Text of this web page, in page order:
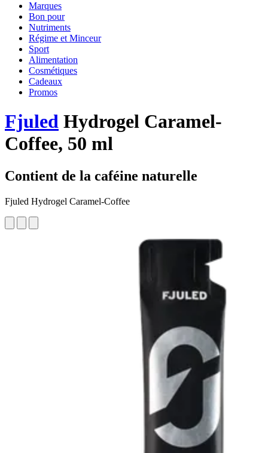
Marques
Bon pour
Nutriments
Régime et Minceur
Sport
Alimentation
Cosmétiques
Cadeaux
Promos
Fjuled Hydrogel Caramel-
Coffee, 50 ml
Contient de la caféine naturelle
Fjuled Hydrogel Caramel-Coffee